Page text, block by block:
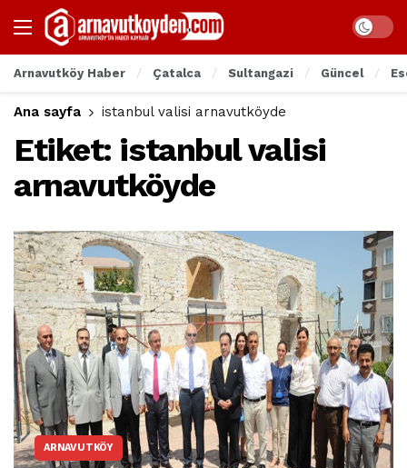
Arnavutköy Haber Çatalca Sultangazi Güncel
Ana sayfa istanbul valisi arnavutköyde
Etiket: istanbul valisi
arnavutköyde
ARNAVUTKÖY